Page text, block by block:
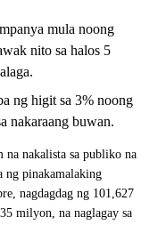
mula noong
nito sa halos 5
ng higit sa 3% noong
nakaraang buwan.
na nakalista sa publiko na
ng pinakamalaking
nagdagdag ng 101,627
milyon, na naglagay sa